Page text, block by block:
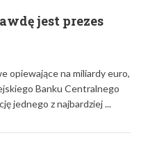
jest prezes
opiewające na miliardy euro,
Banku Centralnego
jednego z najbardziej ...